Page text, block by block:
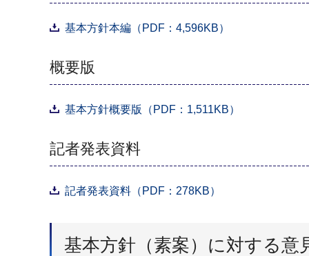
基本方針本編（PDF：4,596KB）
概要版
基本方針概要版（PDF：1,511KB）
記者発表資料
記者発表資料（PDF：278KB）
基本方針（素案）に対する意